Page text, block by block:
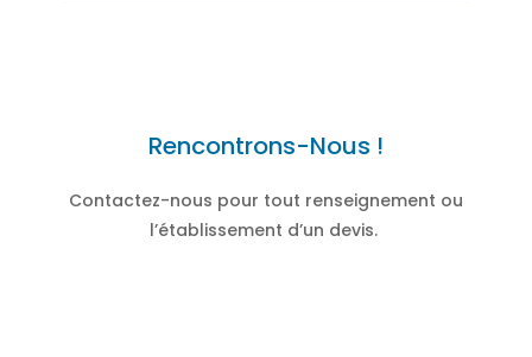
Rencontrons-Nous !
Contactez-nous pour tout renseignement ou
l’établissement d’un devis.